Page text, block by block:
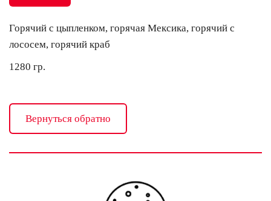
Горячий с цыпленком, горячая Мексика, горячий с
лососем, горячий краб
1280 гр.
Вернуться обратно